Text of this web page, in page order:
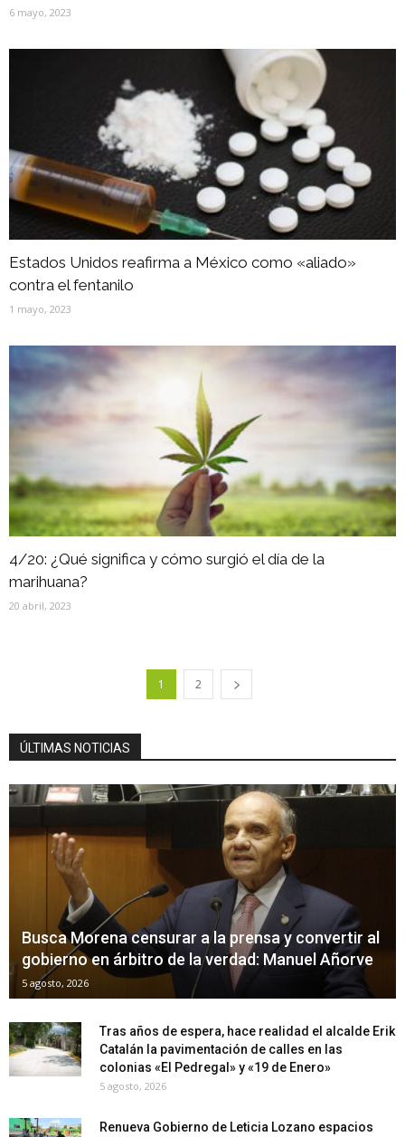
6 mayo, 2023
Estados Unidos reafirma a México como «aliado»
contra el fentanilo
1 mayo, 2023
4/20: ¿Qué significa y cómo surgió el día de la
marihuana?
20 abril, 2023
1 2
ÚLTIMAS NOTICIAS
Busca Morena censurar a la prensa y convertir al
gobierno en árbitro de la verdad: Manuel Añorve
5 agosto, 2026
Tras años de espera, hace realidad el alcalde Erik
Catalán la pavimentación de calles en las
colonias «El Pedregal» y «19 de Enero»
5 agosto, 2026
Renueva Gobierno de Leticia Lozano espacios